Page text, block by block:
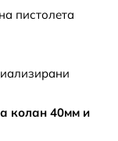
пистолета
колан 40мм и